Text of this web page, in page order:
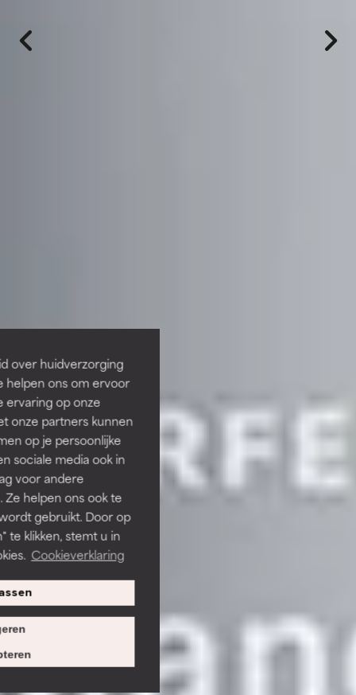
over huidverzorging
helpen ons om ervoor
ervaring op onze
onze partners kunnen
op je persoonlijke
sociale media ook in
voor andere
helpen ons ook te
gebruikt. Door op
te klikken, stemt u in
Cookieverklaring